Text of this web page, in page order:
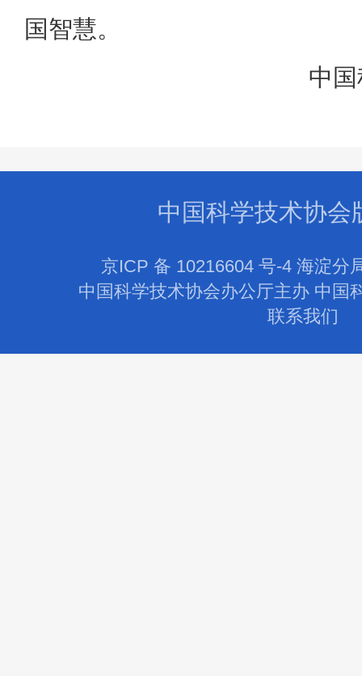
国智慧。
中
中国科学技术协会
京ICP 备 10216604 号-4 海淀分
中国科学技术协会办公厅主办 中国
联系我们